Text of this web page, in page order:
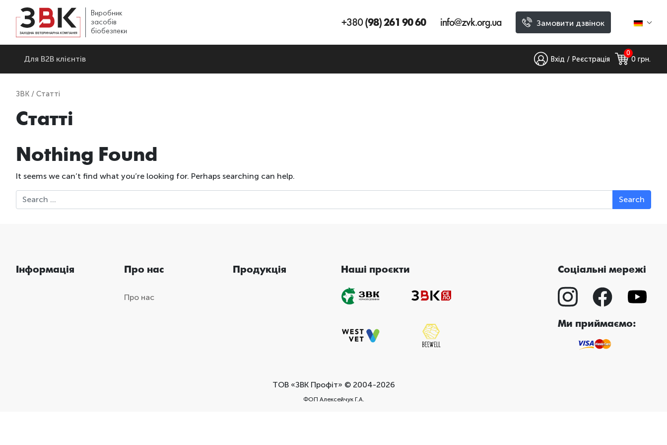
Виробник
засобів
біобезпеки
+380(98) 261 90 60 info@zvk.org.ua Замовити дзвінок
Для В2В клієнтів Вхід / Реєстрація
0
0 грн.
ЗВК / Статті
Статті
Nothing Found
It seems we can’t find what you’re looking for. Perhaps searching can help.
Search
Інформація Про нас
Про нас
Продукція Наші проєкти Соціальні мережі
Ми приймаємо:
ТОВ «ЗВК Профіт» © 2004-2026
ФОП Алексейчук Г.А.